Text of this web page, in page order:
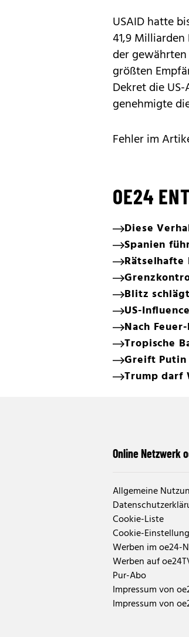
USAID hatte
41,9
der
größten
Dekret die
genehmigte
Fehler im
OE24
Diese
Spanien
Blitz
US-
Nach
Tropische
Greift Putin
Trump darf
Online Netzwerk
Allgemeine
Cookie-Liste
Cookie-
Werben im oe24-
Werben auf
Pur-Abo
Impressum von
Impressum von